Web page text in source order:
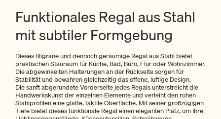
Funktionales Regal aus Stahl
mit subtiler Formgebung
Dieses filigrane und dennoch geräumige Regal aus Stahl bietet
praktischen Stauraum für Küche, Bad, Büro, Flur oder Wohnzimmer.
Die abgewinkelten Halterungen an der Rückseite sorgen für
Stabilität und bewahren gleichzeitig das offene, luftige Design.
Die sanft abgerundete Vorderseite jedes Regals unterstreicht die
Handwerkskunst der einzelnen Elemente und verleiht den rohen
Stahlprofilen eine glatte, taktile Oberfläche. Mit seiner großzügigen
Tiefe bietet dieses funktionale Regal einen eleganten Platz, um Ihre